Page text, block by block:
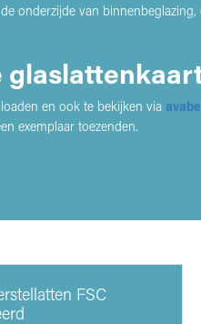
onderzijde van
en ook te bekijken via
exemplaar toezenden.
FSC